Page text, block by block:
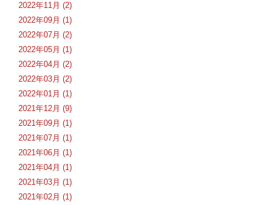
2022年11月 (2)
2022年09月 (1)
2022年07月 (2)
2022年05月 (1)
2022年04月 (2)
2022年03月 (2)
2022年01月 (1)
2021年12月 (9)
2021年09月 (1)
2021年07月 (1)
2021年06月 (1)
2021年04月 (1)
2021年03月 (1)
2021年02月 (1)